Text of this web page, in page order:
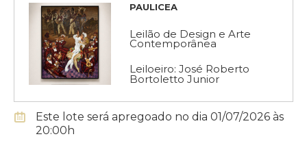
PAULICEA
Leilão de Design e Arte
Contemporânea
Leiloeiro: José Roberto
Bortoletto Junior
Este lote será apregoado no dia 01/07/2026 às
20:00h